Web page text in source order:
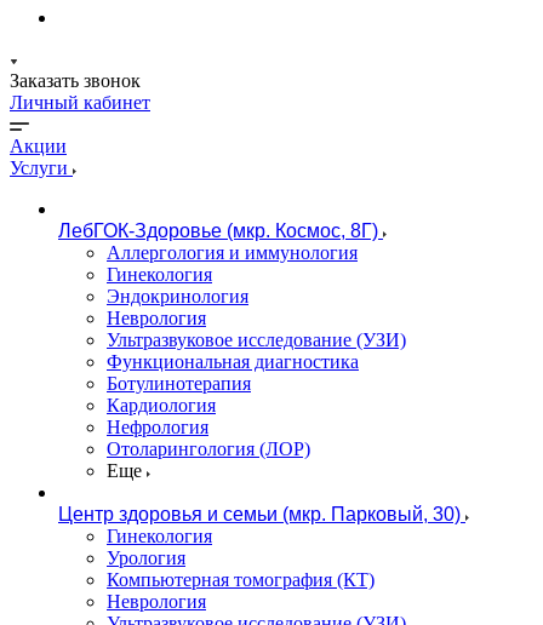
Заказать звонок
Личный кабинет
Акции
Услуги
ЛебГОК-Здоровье (мкр. Космос, 8Г)
Аллергология и иммунология
Гинекология
Эндокринология
Неврология
Ультразвуковое исследование (УЗИ)
Функциональная диагностика
Ботулинотерапия
Кардиология
Нефрология
Отоларингология (ЛОР)
Еще
Центр здоровья и семьи (мкр. Парковый, 30)
Гинекология
Урология
Компьютерная томография (КТ)
Неврология